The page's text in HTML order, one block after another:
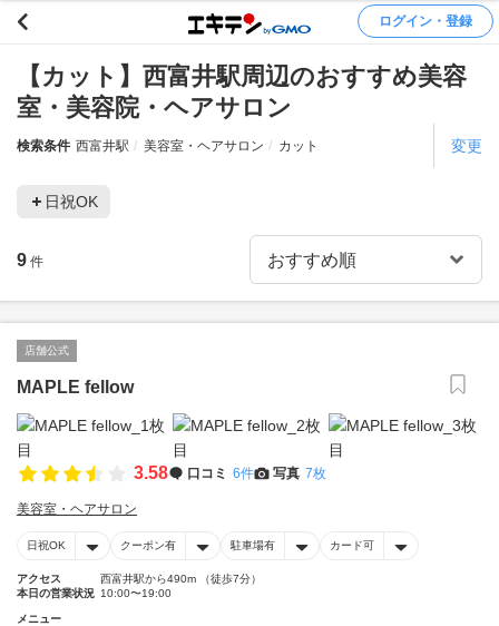
ログイン・登録
【カット】西富井駅周辺のおすすめ美容
室・美容院・ヘアサロン
検索条件 西富井駅 美容室・ヘアサロン カット 変更
日祝OK
9 件
店舗公式
MAPLE fellow
3.58 口コミ 6件 写真 7枚
美容室・ヘアサロン
日祝OK クーポン有 駐車場有 カード可
アクセス
西富井駅から490m （徒歩7分）
本日の営業状況 10:00〜19:00
メニュー